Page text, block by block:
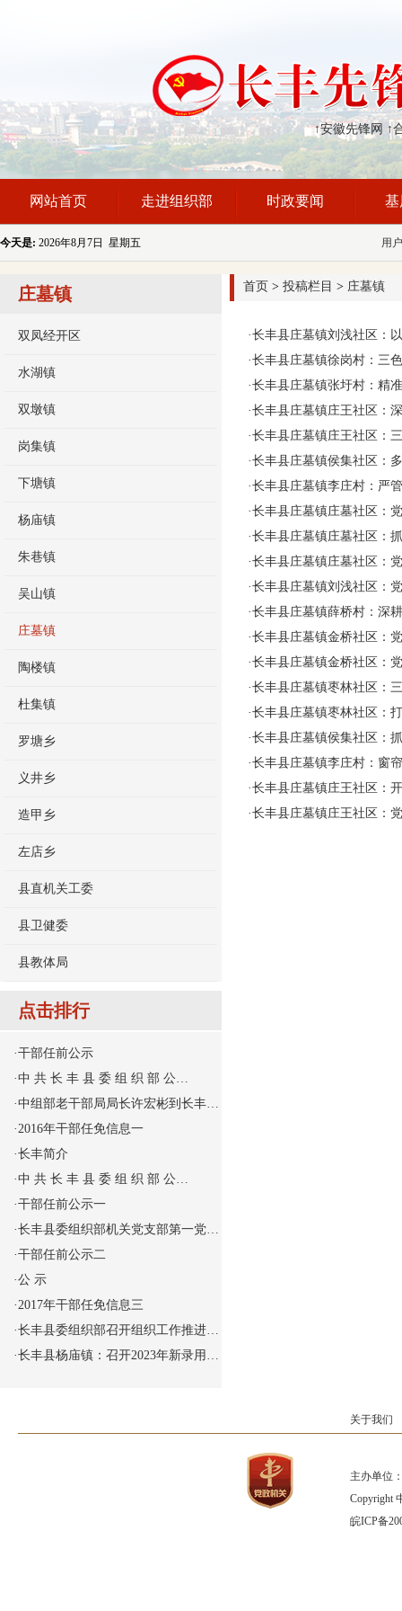
↑安徽先锋网 ↑
网站首页 走进组织部 时政要闻 基
今天是: 2026年8月7日 星期五 用
庄墓镇
双凤经开区
水湖镇
双墩镇
岗集镇
下塘镇
杨庙镇
朱巷镇
吴山镇
庄墓镇
陶楼镇
杜集镇
罗塘乡
义井乡
造甲乡
左店乡
县直机关工委
县卫健委
县教体局
点击排行
·干部任前公示
·中 共 长 丰 县 委 组 织 部 公…
·中组部老干部局局长许宏彬到长丰…
·2016年干部任免信息一
·长丰简介
·中 共 长 丰 县 委 组 织 部 公…
·干部任前公示一
·长丰县委组织部机关党支部第一党…
·干部任前公示二
·公 示
·2017年干部任免信息三
·长丰县委组织部召开组织工作推进…
·长丰县杨庙镇：召开2023年新录用…
首页 > 投稿栏目 > 庄墓镇
·长丰县庄墓镇刘浅社区：
·长丰县庄墓镇徐岗村：三
·长丰县庄墓镇张圩村：精
·长丰县庄墓镇庄王社区：
·长丰县庄墓镇庄王社区：
·长丰县庄墓镇侯集社区：
·长丰县庄墓镇李庄村：严
·长丰县庄墓镇庄墓社区：
·长丰县庄墓镇庄墓社区：
·长丰县庄墓镇庄墓社区：
·长丰县庄墓镇刘浅社区：
·长丰县庄墓镇薛桥村：深
·长丰县庄墓镇金桥社区：
·长丰县庄墓镇金桥社区：
·长丰县庄墓镇枣林社区：
·长丰县庄墓镇枣林社区：
·长丰县庄墓镇侯集社区：
·长丰县庄墓镇李庄村：窗
·长丰县庄墓镇庄王社区：
·长丰县庄墓镇庄王社区：
关于我们
主办单位
Copyright
皖ICP备